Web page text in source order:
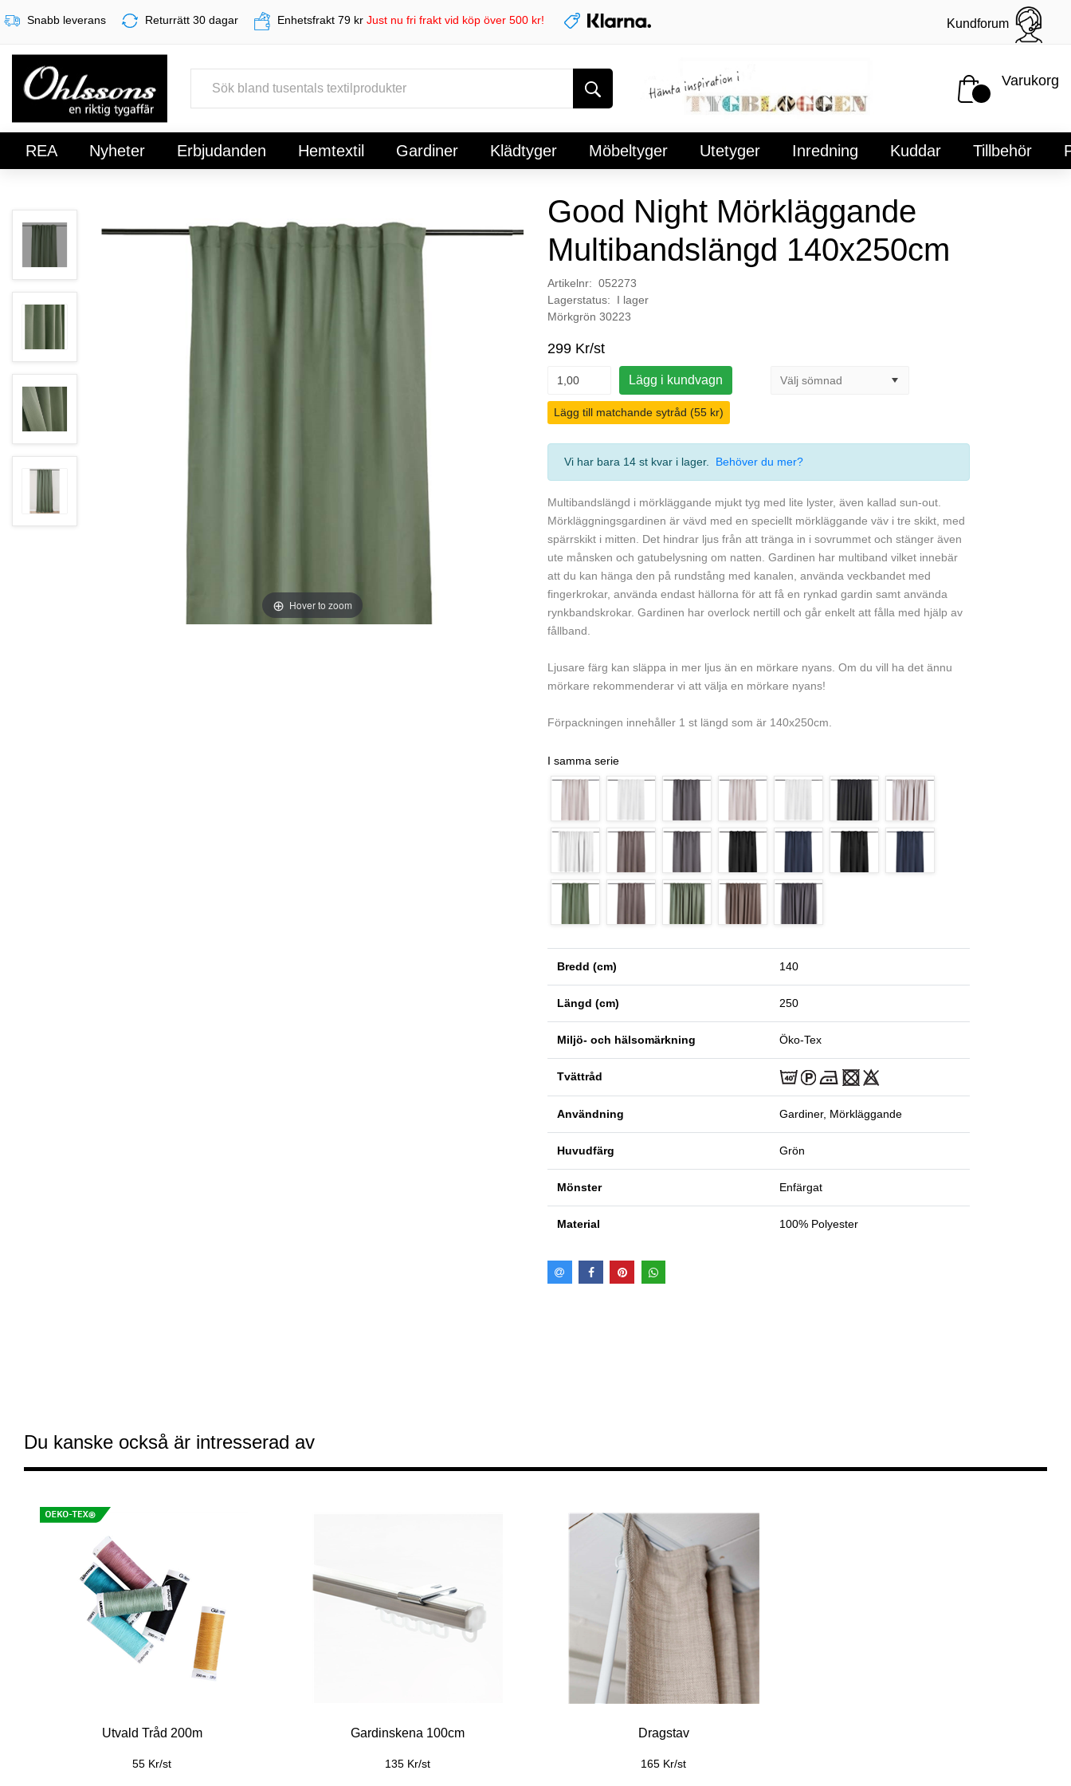
Snabb leverans Returrätt 30 dagar Enhetsfrakt 79 kr Just nu fri frakt vid köp över 500 kr! Kundforum
Varukorg
REA Nyheter Erbjudanden Hemtextil Gardiner Klädtyger Möbeltyger Utetyger Inredning Kuddar Tillbehör
Hover to zoom
Good Night Mörkläggande
Multibandslängd 140x250cm
Artikelnr: 052273
Lagerstatus: I lager
Mörkgrön 30223
299 Kr/st
Lägg i kundvagn
Lägg till matchande sytråd (55 kr)
Vi har bara 14 st kvar i lager. Behöver du mer?
Multibandslängd i mörkläggande mjukt tyg med lite lyster, även kallad sun-out.
Mörkläggningsgardinen är vävd med en speciellt mörkläggande väv i tre skikt, med
spärrskikt i mitten. Det hindrar ljus från att tränga in i sovrummet och stänger även
ute månsken och gatubelysning om natten. Gardinen har multiband vilket innebär
att du kan hänga den på rundstång med kanalen, använda veckbandet med
fingerkrokar, använda endast hällorna för att få en rynkad gardin samt använda
rynkbandskrokar. Gardinen har overlock nertill och går enkelt att fålla med hjälp av
fållband.
Ljusare färg kan släppa in mer ljus än en mörkare nyans. Om du vill ha det ännu
mörkare rekommenderar vi att välja en mörkare nyans!
Förpackningen innehåller 1 st längd som är 140x250cm.
I samma serie
Bredd (cm) 140
Längd (cm) 250
Miljö- och hälsomärkning Öko-Tex
Tvättråd
Användning Gardiner, Mörkläggande
Huvudfärg Grön
Mönster Enfärgat
Material 100% Polyester
Du kanske också är intresserad av
Utvald Tråd 200m
55 Kr/st
Gardinskena 100cm
135 Kr/st
Dragstav
165 Kr/st